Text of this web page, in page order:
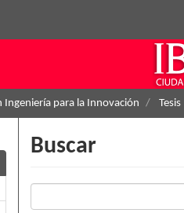
Ingeniería para la Innovación Tesis
Buscar